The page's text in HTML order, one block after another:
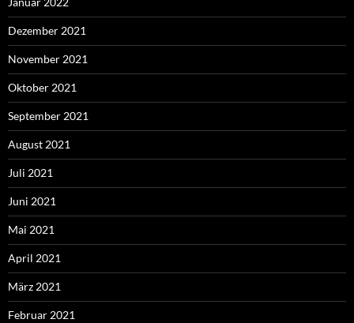
Dezember 2021
November 2021
Oktober 2021
September 2021
August 2021
Juli 2021
Juni 2021
Mai 2021
April 2021
März 2021
Februar 2021